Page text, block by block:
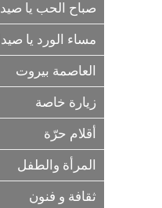
صباح الحب يا صيدا
مساء الورد يا صيدا
العاصمة بيروت
زيارة خاصة
أقلام حرّة
المرأة والطفل
ثقافة و فنون